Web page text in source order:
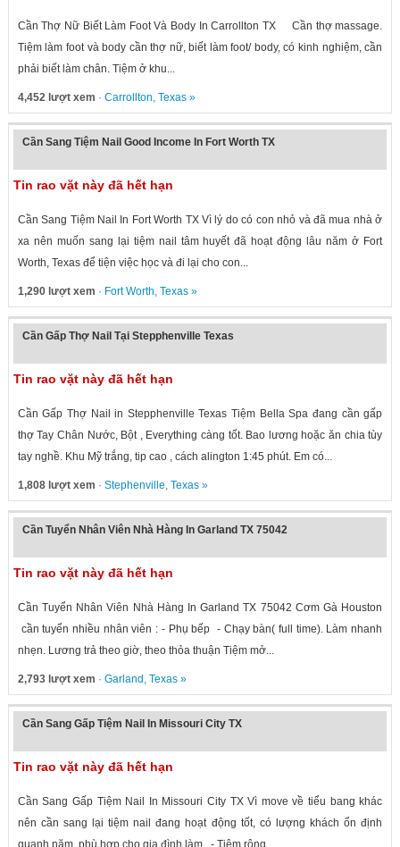
Cần Thợ Nữ Biết Làm Foot Và Body In Carrollton TX Cần thợ massage.
Tiệm làm foot và body cần thợ nữ, biết làm foot/ body, có kinh nghiệm, cần
phải biết làm chân. Tiệm ở khu...
4,452 lượt xem · Carrollton, Texas»
Cần Sang Tiệm Nail Good Income In Fort Worth TX
Tin rao vặt này đã hết hạn
Cần Sang Tiệm Nail In Fort Worth TX Vì lý do có con nhỏ và đã mua nhà ở
xa nên muốn sang lại tiệm nail tâm huyết đã hoạt động lâu năm ở Fort
Worth, Texas để tiện việc học và đi lại cho con...
1,290 lượt xem · Fort Worth, Texas»
Cần Gấp Thợ Nail Tại Stepphenville Texas
Tin rao vặt này đã hết hạn
Cần Gấp Thợ Nail in Stepphenville Texas Tiệm Bella Spa đang cần gấp
thợ Tay Chân Nước, Bột , Everything càng tốt. Bao lương hoặc ăn chia tùy
tay nghề. Khu Mỹ trắng, tip cao , cách alington 1:45 phút. Em có...
1,808 lượt xem · Stephenville, Texas»
Cần Tuyển Nhân Viên Nhà Hàng In Garland TX 75042
Tin rao vặt này đã hết hạn
Cần Tuyển Nhân Viên Nhà Hàng In Garland TX 75042 Cơm Gà Houston
cần tuyển nhiều nhân viên : - Phụ bếp - Chạy bàn( full time). Làm nhanh
nhẹn. Lương trả theo giờ, theo thỏa thuận Tiệm mở...
2,793 lượt xem · Garland , Texas»
Cần Sang Gấp Tiệm Nail In Missouri City TX
Tin rao vặt này đã hết hạn
Cần Sang Gấp Tiệm Nail In Missouri City TX Vì move về tiểu bang khác
nên cần sang lại tiệm nail đang hoạt động tốt, có lượng khách ổn định
quanh năm, phù hợp cho gia đình làm. - Tiệm rộng...